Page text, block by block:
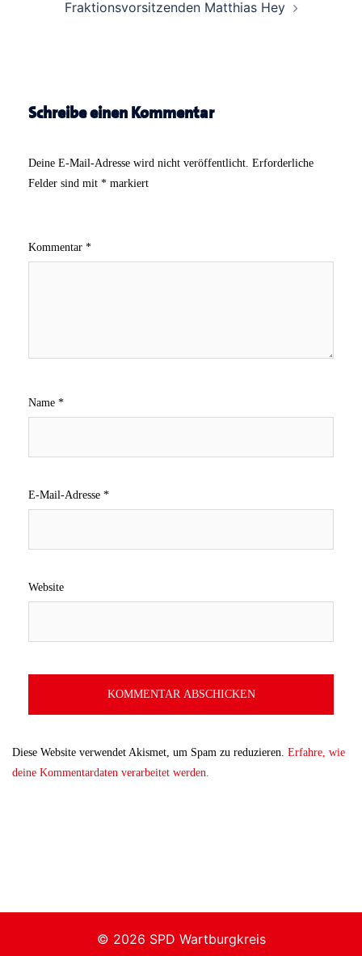
Fraktionsvorsitzenden Matthias Hey
Schreibe einen Kommentar
Deine E-Mail-Adresse wird nicht veröffentlicht. Erforderliche
Felder sind mit * markiert
Kommentar *
Name *
E-Mail-Adresse *
Website
Diese Website verwendet Akismet, um Spam zu reduzieren. Erfahre, wie
deine Kommentardaten verarbeitet werden.
© 2026 SPD Wartburgkreis